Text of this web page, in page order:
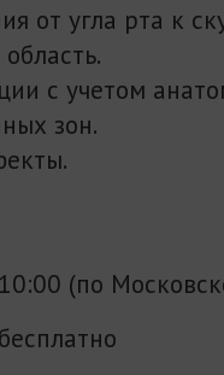
от угла рта к
с учетом
зон.
10:00 (по
бесплатно